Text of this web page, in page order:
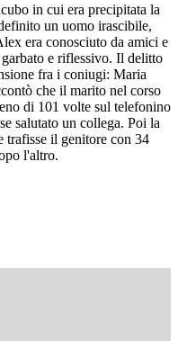
in cui era precipitata la
un uomo irascibile,
era conosciuto da amici e
e riflessivo. Il delitto
fra i coniugi: Maria
che il marito nel corso
di 101 volte sul telefonino
salutato un collega. Poi la
trafisse il genitore con 34
l'altro.